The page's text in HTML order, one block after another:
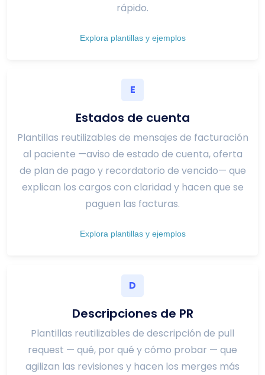
rápido.
Explora plantillas y ejemplos
E
Estados de cuenta
Plantillas reutilizables de mensajes de facturación
al paciente —aviso de estado de cuenta, oferta
de plan de pago y recordatorio de vencido— que
explican los cargos con claridad y hacen que se
paguen las facturas.
Explora plantillas y ejemplos
D
Descripciones de PR
Plantillas reutilizables de descripción de pull
request — qué, por qué y cómo probar — que
agilizan las revisiones y hacen los merges más